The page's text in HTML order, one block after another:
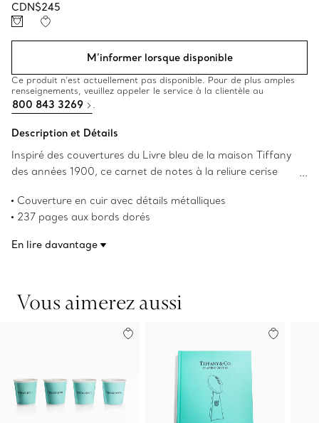
CDN$245
M’informer lorsque disponible
Ce produit n’est actuellement pas disponible. Pour de plus amples
renseignements, veuillez appeler le service à la clientèle au
800 843 3269 .
Description et Détails
Inspiré des couvertures du Livre bleu de la maison Tiffany
des années 1900, ce carnet de notes à la reliure cerise
métalliques, des accents Tiffany Blue et des rubans en
gros-grain servant de marque-pages. Des pages
la transcription de notes.
Couverture en cuir avec détails métalliques
237 pages aux bords dorés
Deux rubans en gros-grain
Taille du carnet de notes : largeur de 13,3 cm
Numéro de produit:73476569
En lire davantage
Vous aimerez aussi